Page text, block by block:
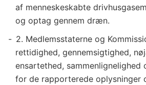
af menneskeskabte
og optag gennem dræn.
2. Medlemsstaterne og
rettidighed, gennemsigtighed,
ensartethed,
for de rapporterede oplysninger